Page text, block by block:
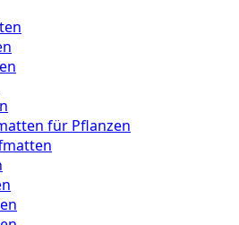
für Pflanzen